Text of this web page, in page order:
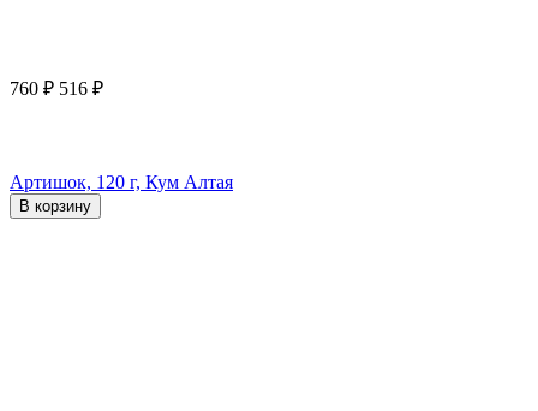
760 ₽ 516 ₽
Артишок, 120 г, Кум Алтая
В корзину